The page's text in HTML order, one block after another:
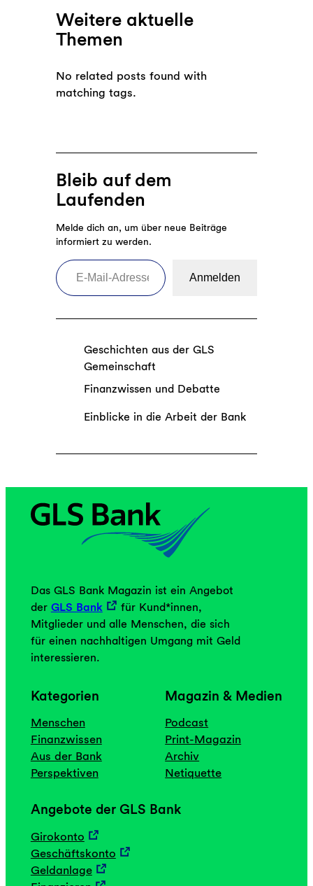
Weitere aktuelle
Themen
No related posts found with
matching tags.
Bleib auf dem
Laufenden
Melde dich an, um über neue Beiträge
informiert zu werden.
E-Mail-Adresse eingeben
Anmelden
Geschichten aus der GLS
Gemeinschaft
Finanzwissen und Debatte
Einblicke in die Arbeit der Bank
Das GLS Bank Magazin ist ein Angebot
der GLS Bank
für Kund*innen,
Mitglieder und alle Menschen, die sich
für einen nachhaltigen Umgang mit Geld
interessieren.
Kategorien
Menschen
Finanzwissen
Aus der Bank
Perspektiven
Magazin & Medien
Podcast
Print-Magazin
Archiv
Netiquette
Angebote der GLS Bank
Girokonto
Geschäftskonto
Geldanlage